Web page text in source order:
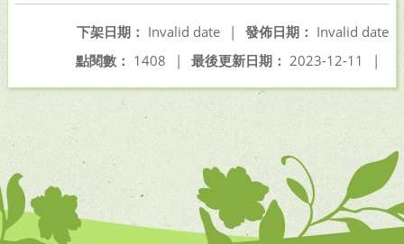
發佈日期： Invalid date
下架日期： Invalid date
|
最後更新日期： 2023-12-11 |
點閱數： 1408 |